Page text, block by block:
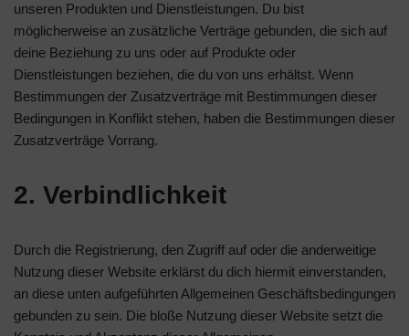
unseren Produkten und Dienstleistungen. Du bist
möglicherweise an zusätzliche Verträge gebunden, die sich auf
deine Beziehung zu uns oder auf Produkte oder
Dienstleistungen beziehen, die du von uns erhältst. Wenn
Bestimmungen der Zusatzverträge mit Bestimmungen dieser
Bedingungen in Konflikt stehen, haben die Bestimmungen dieser
Zusatzverträge Vorrang.
2. Verbindlichkeit
Durch die Registrierung, den Zugriff auf oder die anderweitige
Nutzung dieser Website erklärst du dich hiermit einverstanden,
an diese unten aufgeführten Allgemeinen Geschäftsbedingungen
gebunden zu sein. Die bloße Nutzung dieser Website setzt die